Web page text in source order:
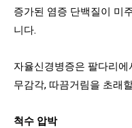
증가된 염증 단백질이 미
니다.
자율신경병증은 팔다리
무감각, 따끔거림을 초래
척수 압박